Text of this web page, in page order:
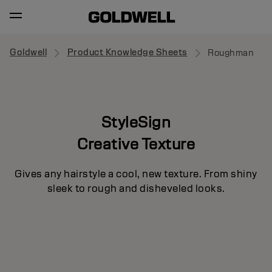
Goldwell Product Knowledge Sheets Roughman
StyleSign
Creative Texture
Gives any hairstyle a cool, new texture. From shiny
sleek to rough and disheveled looks.